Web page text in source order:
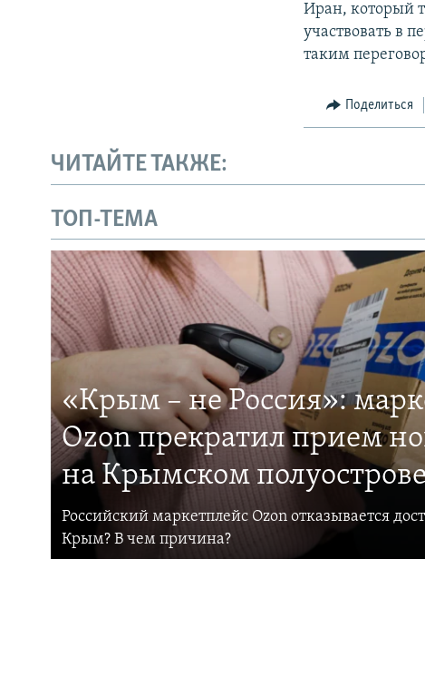
Иран, который
участвовать в
таким
Поделиться
ЧИТАЙТЕ ТАКЖЕ:
ТОП-ТЕМА
«Крым – не Россия»:
Ozon прекратил прием
на Крымском
Российский маркетплейс Ozon отказывается
Крым? В чем причина?